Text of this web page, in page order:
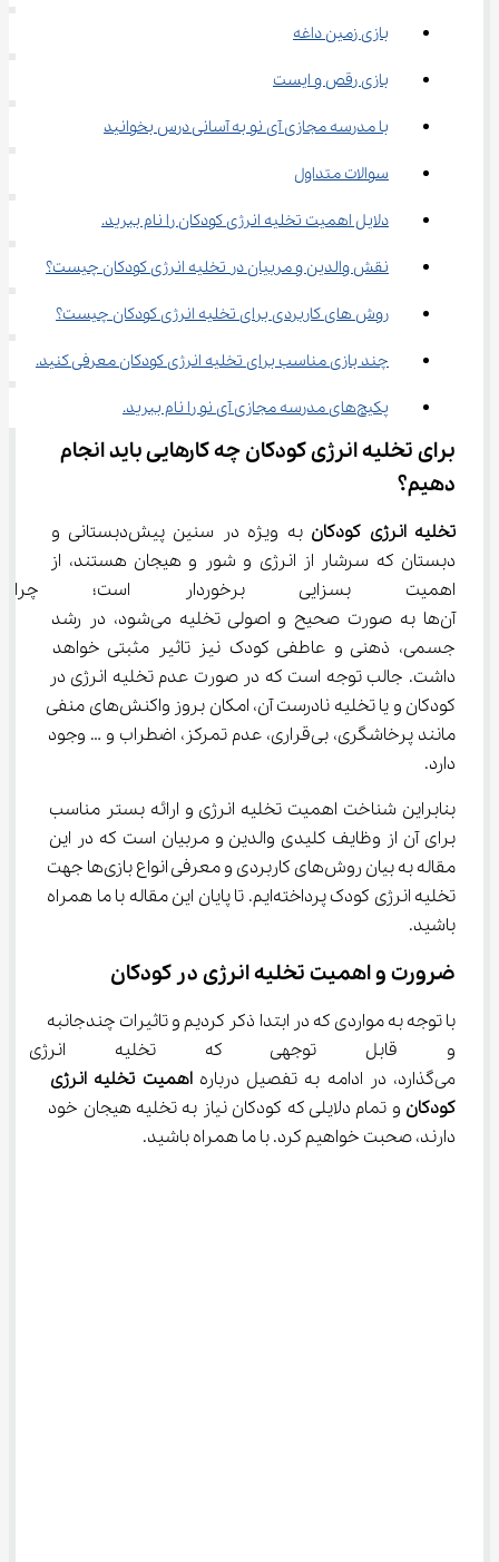
بازی زمین داغه
بازی رقص و ایست
با مدرسه مجازی آی نو به آسانی درس بخوانید
سوالات متداول
دلایل اهمیت تخلیه انرژی کودکان را نام ببرید.
نقش والدین و مربیان در تخلیه انرژی کودکان چیست؟
روش های کاربردی برای تخلیه انرژی کودکان چیست؟
چند بازی مناسب برای تخلیه انرژی کودکان معرفی کنید.
پکیج‌های مدرسه مجازی آی نو را نام ببرید.
برای تخلیه انرژی کودکان چه کارهایی باید انجام
دهیم؟
تخلیه انرژی کودکان
به ویژه در سنین پیش‌دبستانی و
دبستان که سرشار از انرژی و شور و هیجان هستند، از
اهمیت بسزایی برخوردار است؛
آ‌ن‌ها به صورت صحیح و اصولی تخلیه می‌شود، در رشد
جسمی، ذهنی و عاطفی کودک نیز تاثیر مثبتی خواهد
داشت. جالب توجه است که در صورت عدم تخلیه انرژی در
کودکان و یا تخلیه نادرست آن، امکان بروز واکنش‌های منفی
مانند پرخاشگری، بی‌قراری، عدم تمرکز، اضطراب و … وجود
دارد.
بنابراین شناخت اهمیت تخلیه انرژی و ارائه بستر مناسب
برای آن از وظایف کلیدی والدین و مربیان است که در این
مقاله به بیان روش‌های کاربردی و معرفی انواع بازی‌ها جهت
تخلیه انرژی کودک پرداخته‌ایم. تا پایان این مقاله با ما همراه
باشید.
ضرورت و اهمیت تخلیه انرژی در کودکان
با توجه به مواردی که در ابتدا ذکر کردیم و تاثیرات چندجانبه
و قابل توجهی که تخلیه
می‌گذارد، در ادامه به تفصیل درباره
اهمیت تخلیه انرژی
کودکان و تمام دلایلی که کودکان نیاز به تخلیه هیجان خود
دارند، صحبت خواهیم کرد. با ما همراه باشید.